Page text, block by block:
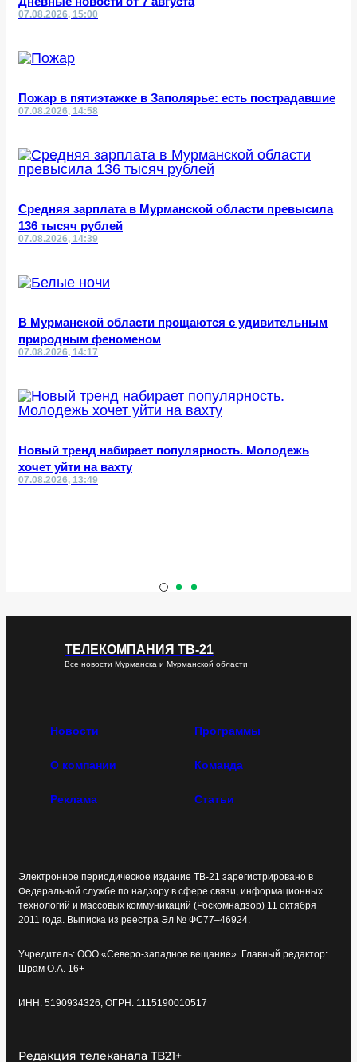
07.08.2026, 15:00
Пожар в пятиэтажке в Заполярье: есть пострадавшие
07.08.2026, 14:58
Средняя зарплата в Мурманской области превысила
136 тысяч рублей
07.08.2026, 14:39
В Мурманской области прощаются с удивительным
природным феноменом
07.08.2026, 14:17
Новый тренд набирает популярность. Молодежь
хочет уйти на вахту
07.08.2026, 13:49
ТЕЛЕКОМПАНИЯ ТВ-21
Все новости Мурманска и Мурманской области
Новости Программы
О компании Команда
Реклама Статьи
Электронное периодическое издание ТВ-21 зарегистрировано в
Федеральной службе по надзору в сфере связи, информационных
технологий и массовых коммуникаций (Роскомнадзор) 11 октября
2011 года. Выписка из реестра Эл № ФС77–46924.
Учредитель: ООО «Северо-западное вещание». Главный редактор:
Шрам О.А. 16+
ИНН: 5190934326, ОГРН: 1115190010517
Редакция телеканала ТВ21+